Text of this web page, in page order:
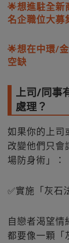
🌟想進駐全新
名企職位大募
🌟想在中環/
空缺
上司/同事
處理？
如果你的上司
改變他們只會
場防身術」：
✅實施「灰石
自戀者渴望
都要像一顆「